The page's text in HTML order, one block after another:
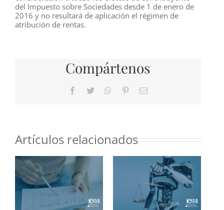
del Impuesto sobre Sociedades desde 1 de enero de
2016 y no resultará de aplicación el régimen de
atribución de rentas.
Compártenos
Facebook
Twitter WhatsApp
PinterestCorreo
Artículos relacionados